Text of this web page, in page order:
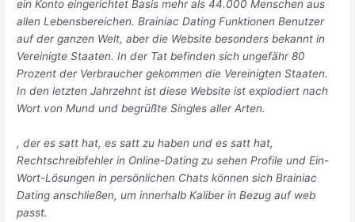
ein Konto eingerichtet Basis mehr als 44.000 Menschen aus
allen Lebensbereichen. Brainiac Dating Funktionen Benutzer
auf der ganzen Welt, aber die Website besonders bekannt in
Vereinigte Staaten. In der Tat befinden sich ungefähr 80
Prozent der Verbraucher gekommen die Vereinigten Staaten.
In den letzten Jahrzehnt ist diese Website ist explodiert nach
Wort von Mund und begrüßte Singles aller Arten.
, der es satt hat, es satt zu haben und es satt hat,
Rechtschreibfehler in Online-Dating zu sehen Profile und Ein-
Wort-Lösungen in persönlichen Chats können sich Brainiac
Dating anschließen, um innerhalb Kaliber in Bezug auf web
passt.